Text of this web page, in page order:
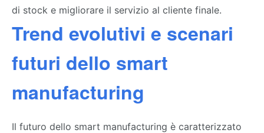
di stock e migliorare il servizio al cliente finale.
Trend evolutivi e scenari
futuri dello smart
manufacturing
Il futuro dello smart manufacturing è caratterizzato